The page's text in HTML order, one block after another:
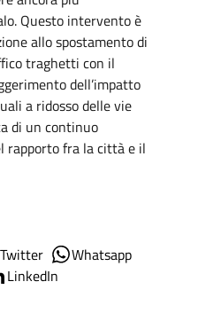
Questo intervento è
allo spostamento di
traghetti con il
dell’impatto
a ridosso delle vie
di un continuo
rapporto fra la città e il
Twitter
Whatsapp
LinkedIn